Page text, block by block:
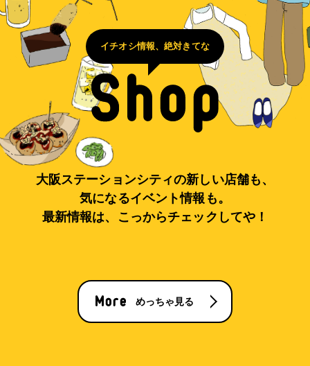
イチオシ情報、絶対きてな
大阪ステーションシティの新しい店舗も、
気になるイベント情報も。
最新情報は、こっからチェックしてや！
めっちゃ見る